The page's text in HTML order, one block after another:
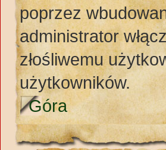
poprzez
administrator
złośliwemu
użytkowników.
Góra